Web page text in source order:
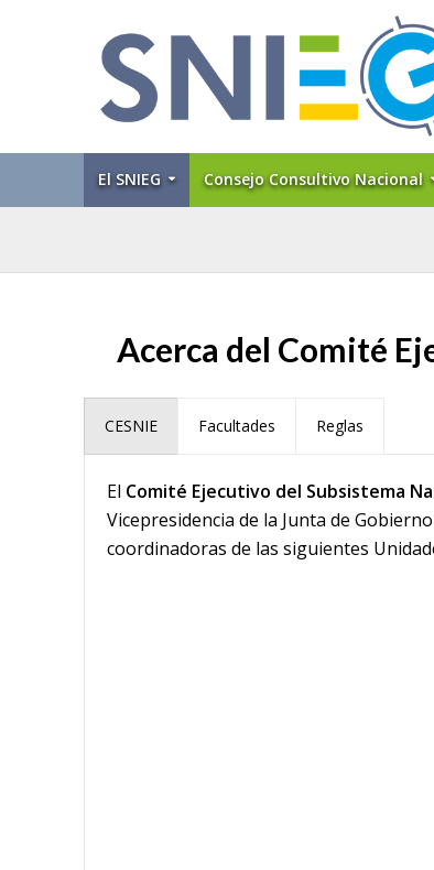
El SNIEG Consejo Consultivo Nacional
Acerca del Comité
CESNIE Facultades Reglas
El Comité Ejecutivo del Subsistema
Vicepresidencia de la Junta de
coordinadoras de las siguientes